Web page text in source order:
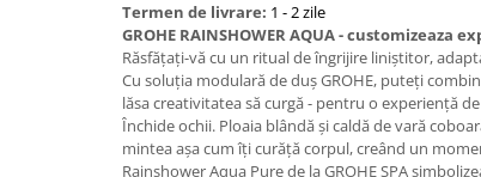
Aparate de tuns & ras
Cantare corporale
Mobilier pentru baie
Termen de livrare: 1 - 2 zile
GROHE RAINSHOWER AQUA - customizeaza
Răsfățați-vă cu un ritual de îngrijire liniștitor,
Cu soluția modulară de duș GROHE, puteți
lăsa creativitatea să curgă - pentru o experiență
Închide ochii. Ploaia blândă și caldă de vară
mintea așa cum îți curăță corpul, creând un
Rainshower Aqua Pure de la GROHE SPA